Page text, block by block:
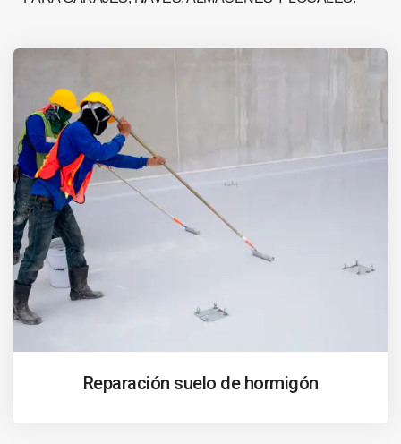
Reparación suelo de hormigón